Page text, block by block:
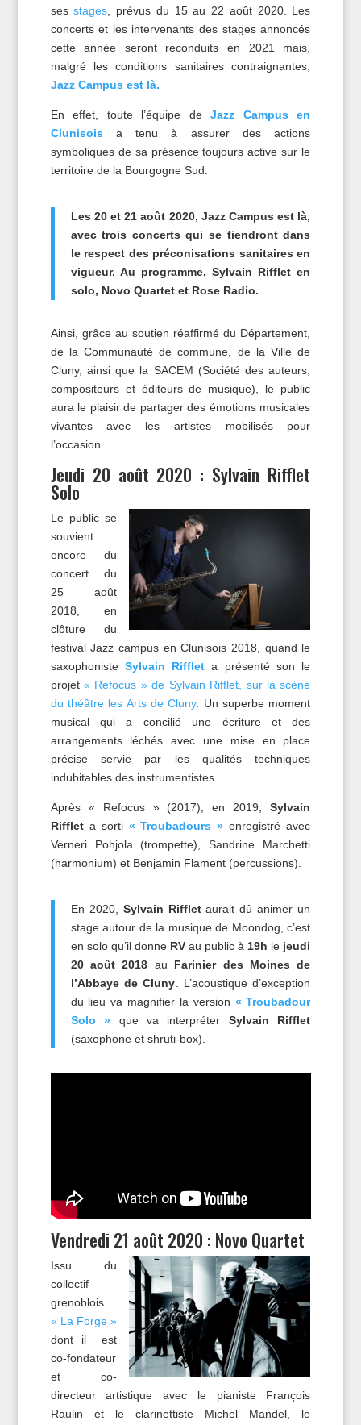
sesstages , prévus du 15 au 22 août 2020. Les
concerts et les intervenants des stages annoncés
cette année seront reconduits en 2021 mais,
malgré les conditions sanitaires contraignantes,
Jazz Campus est là.
En effet, toute l’équipe deJazz Campus en
Clunisois
a tenu à assurer des actions
symboliques de sa présence toujours active sur le
territoire de la Bourgogne Sud.
Les 20 et 21 août 2020, Jazz Campus est là,
avec trois concerts qui se tiendront dans
le respect des préconisations sanitaires en
vigueur. Au programme, Sylvain Rifflet en
solo, Novo Quartet et Rose Radio.
Ainsi, grâce au soutien réaffirmé du Département,
de la Communauté de commune, de la Ville de
Cluny, ainsi que la SACEM (Société des auteurs,
compositeurs et éditeurs de musique), le public
aura le plaisir de partager des émotions musicales
vivantes avec les artistes mobilisés pour
l’occasion.
Jeudi 20 août 2020 : Sylvain Rifflet
Solo
Le public se
souvient
encore du
concert du
25 août
2018, en
clôture du
festival Jazz campus en Clunisois 2018, quand le
saxophoniste Sylvain Rifflet a présenté son le
projet « Refocus » de Sylvain Rifflet, sur la scène
du théâtre les Arts de Cluny. Un superbe moment
musical qui a concilié une écriture et des
arrangements léchés avec une mise en place
précise servie par les qualités techniques
indubitables des instrumentistes.
Après « Refocus » (2017), en 2019,Sylvain
Riffleta sorti « Troubadours » enregistré avec
Verneri Pohjola (trompette), Sandrine Marchetti
(harmonium) et Benjamin Flament (percussions).
En 2020, Sylvain Riffletaurait dû animer un
stage autour de la musique de Moondog, c’est
en solo qu’il donne RVau public à 19h le jeudi
20 août 2018 au Farinier des Moines de
l’Abbaye de Cluny . L’acoustique d’exception
du lieu va magnifier la version « Troubadour
Solo » que va interpréter Sylvain Rifflet
(saxophone et shruti-box).
Vendredi 21 août 2020 : Novo Quartet
Issu du
collectif
grenoblois
« La Forge »
dont il est
co-fondateur
et co-
directeur artistique avec le pianiste François
Raulin et le clarinettiste Michel Mandel, le